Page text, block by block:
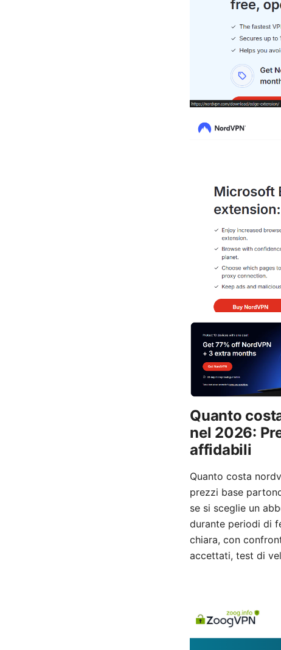
Quanto
nel 2026:
affidabili
Quanto costa
prezzi base
se si sceglie un
durante periodi di
chiara, con
accettati, test di